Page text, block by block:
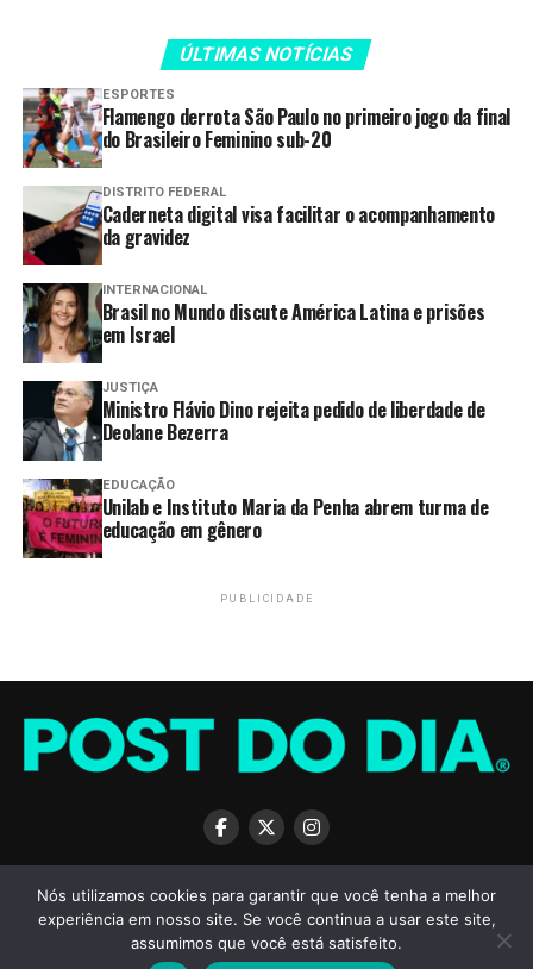
interestadual de drogas na
rodoviária de Brasília
Diante dos fatos, o homem foi autuado conforme a Lei
Maria da Penha, pelos crimes de violência doméstica e
lesão corporal. A ocorrência resultou na prisão de um
indivíduo e na apreensão da arma branca utilizada no
crime.
*Centro de Comunicação Social da PMDF
Fonte:PMDF
TAGS: CIDADE
PRENDE
VIOLÊNCIA
recupera quatro veículos em Ceilândia
ANTERIOR
PMDF realiza operação de combate a crimes ambientais
e apreende animais silvestres no DF
ÚLTIMAS NOTÍCIAS
ESPORTES
Flamengo derrota São Paulo no primeiro jogo da final
do Brasileiro Feminino sub-20
DISTRITO FEDERAL
Caderneta digital visa facilitar o acompanhamento
da gravidez
INTERNACIONAL
Brasil no Mundo discute América Latina e prisões
em Israel
JUSTIÇA
Ministro Flávio Dino rejeita pedido de liberdade de
Deolane Bezerra
EDUCAÇÃO
Unilab e Instituto Maria da Penha abrem turma de
educação em gênero
PUBLICIDADE
SOBRE TERMOS DE USO PRIVACIDADE ANUNCIE CONTATO
Nós utilizamos cookies para garantir que você tenha a melhor
experiência em nosso site. Se você continua a usar este site,
assumimos que você está satisfeito.